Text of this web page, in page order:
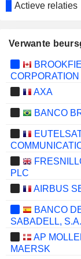
Actieve relaties
Verwante
CORPORATION
AXA
BANCO
PLC
AIRBUS
BANCO
SABADELL, S.A.
AP
MAERSK